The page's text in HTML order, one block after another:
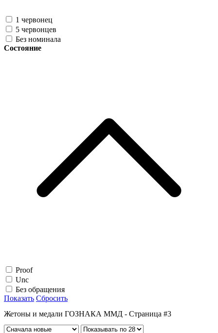
1 червонец
5 червонцев
Без номинала
Состояние
Proof
Unc
Без обращения
Показать Сбросить
Жетоны и медали ГОЗНАКА ММД - Страница #3